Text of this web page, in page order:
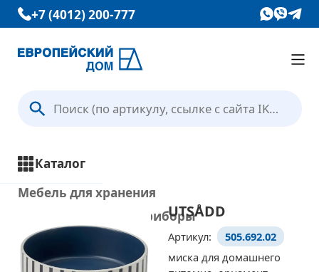
+7 (4012) 200-777
Каталог
Вопрос — Ответ
Отзывы
Контакты
Каталог
Мебель для хранения
Кухни и кухонные приборы
Столы и стулья
Ванная комната
UTSÅDD
Артикул:
505.692.02
миска для домашнего